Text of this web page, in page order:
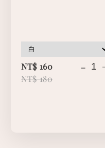
NT$ 160
NT$ 180
-